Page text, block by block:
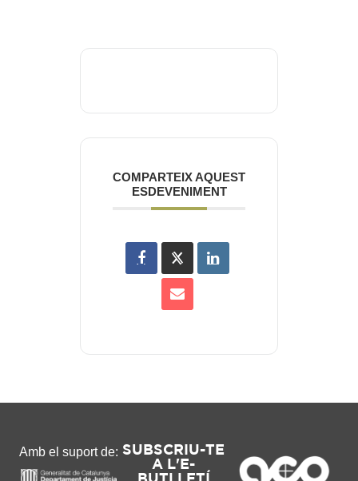
COMPARTEIX AQUEST
ESDEVENIMENT
Amb el suport de: SUBSCRIU-TE
A L'E-